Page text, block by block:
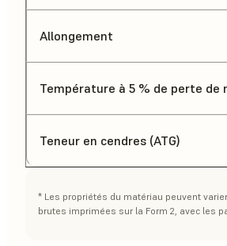
Allongement
Température à 5 % de perte de
Teneur en cendres (ATG)
* Les propriétés du matériau peuvent
brutes imprimées sur la Form 2, avec les